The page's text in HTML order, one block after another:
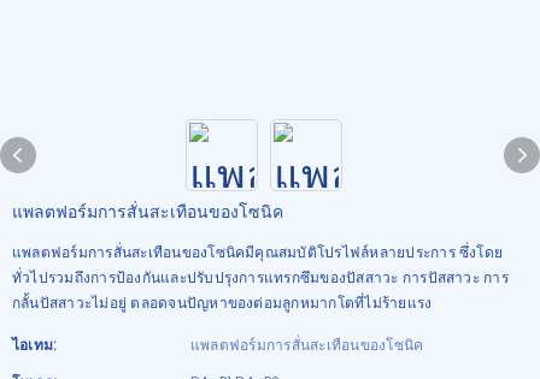
แพลตฟอร์มการสั่นสะเทือนของโซนิค
แพลตฟอร์มการสั่นสะเทือนของโซนิคมีคุณสมบัติโปรไฟล์หลายประการ ซึ่งโดย
ทั่วไปรวมถึงการป้องกันและปรับปรุงการแทรกซึมของปัสสาวะ การปัสสาวะ การ
กลั้นปัสสาวะไม่อยู่ ตลอดจนปัญหาของต่อมลูกหมากโตที่ไม่ร้ายแรง
ไอเทม:
แพลตฟอร์มการสั่นสะเทือนของโซนิค